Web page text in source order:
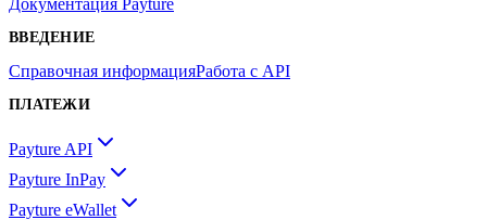
Документация Payture
ВВЕДЕНИЕ
Справочная информацияРабота с API
ПЛАТЕЖИ
Payture API
Payture InPay
Payture eWallet